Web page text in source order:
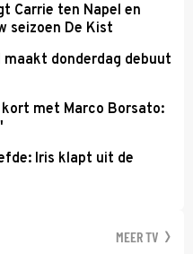
Carrie ten Napel en
seizoen De Kist
donderdag debuut
met Marco Borsato:
Iris klapt uit de
MEER TV